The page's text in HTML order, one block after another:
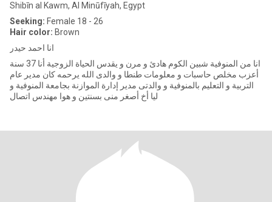
Shibīn al Kawm, Al Minūfīyah, Egypt
Seeking: Female 18 - 26
Hair color: Brown
انا احمد حيدر
انا من المنوفية شبين الكوم هادئ و مرن و يقدس الحياة الزوجية أنا 37 سنة
أعزب مخلص حاسبات و معلومات طنطا و والدى الله يرحمه كان مدير عام
التربية و التعليم بالمنوفية و والدتى مدير إدارة الموازنة بجامعة المنوفية و
ليا أخ أصغر منى بسنتين و هوا مهندس اتصال